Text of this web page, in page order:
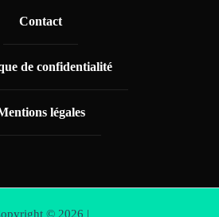
Contact
de confidentialité
légales
© 2026 |